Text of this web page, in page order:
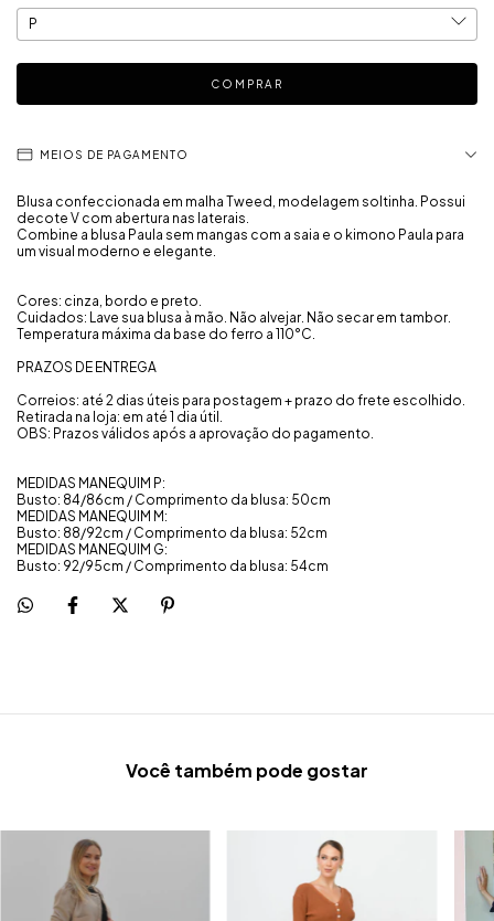
MEIOS DE PAGAMENTO
Blusa confeccionada em malha Tweed, modelagem soltinha. Possui
decote V com abertura nas laterais.
Combine a blusa Paula sem mangas com a saia e o kimono Paula para
um visual moderno e elegante.
Cores: cinza, bordo e preto.
Cuidados: Lave sua blusa à mão. Não alvejar. Não secar em tambor.
Temperatura máxima da base do ferro a 110°C.
PRAZOS DE ENTREGA
Correios: até 2 dias úteis para postagem + prazo do frete escolhido.
Retirada na loja: em até 1 dia útil.
OBS: Prazos válidos após a aprovação do pagamento.
MEDIDAS MANEQUIM P:
Busto: 84/86cm / Comprimento da blusa: 50cm
MEDIDAS MANEQUIM M:
Busto: 88/92cm / Comprimento da blusa: 52cm
MEDIDAS MANEQUIM G:
Busto: 92/95cm / Comprimento da blusa: 54cm
Você também pode gostar